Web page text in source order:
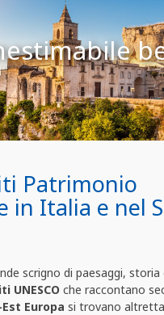
Patrimonio
in Italia e nel
scrigno di paesaggi,
UNESCO che raccontano
Est Europa si trovano